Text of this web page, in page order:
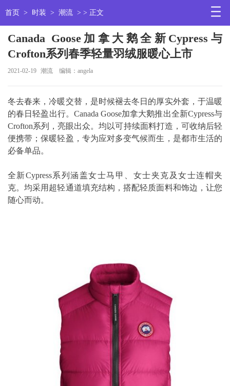
首页 > 时装 > 潮流 > > 正文
Canada Goose加拿大鹅全新Cypress与
Crofton系列春季轻量羽绒服暖心上市
2021-02-19 潮流 编辑：angela
冬去春来，冷暖交替，是时候褪去冬日的厚实外套，于温暖
的春日轻盈出行。Canada Goose加拿大鹅推出全新Cypress与
Crofton系列，亮眼出众。均以可持续面料打造，可收纳后轻
便携带；保暖轻盈，专为应对多变气候而生，是都市生活的
必备单品。
全新Cypress系列涵盖女士马甲、女士夹克及女士连帽夹
克。均采用超轻通道填充结构，搭配轻质面料和饰边，让您
随心而动。